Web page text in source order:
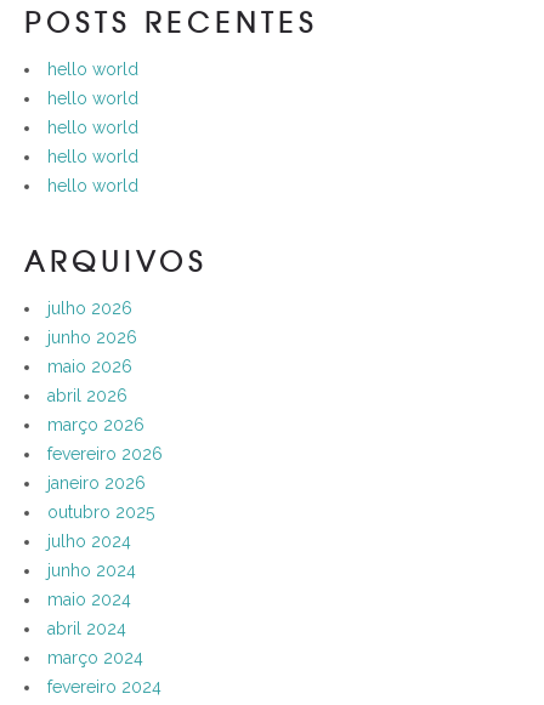
POSTS RECENTES
hello world
hello world
hello world
hello world
hello world
ARQUIVOS
julho 2026
junho 2026
maio 2026
abril 2026
março 2026
fevereiro 2026
janeiro 2026
outubro 2025
julho 2024
junho 2024
maio 2024
abril 2024
março 2024
fevereiro 2024